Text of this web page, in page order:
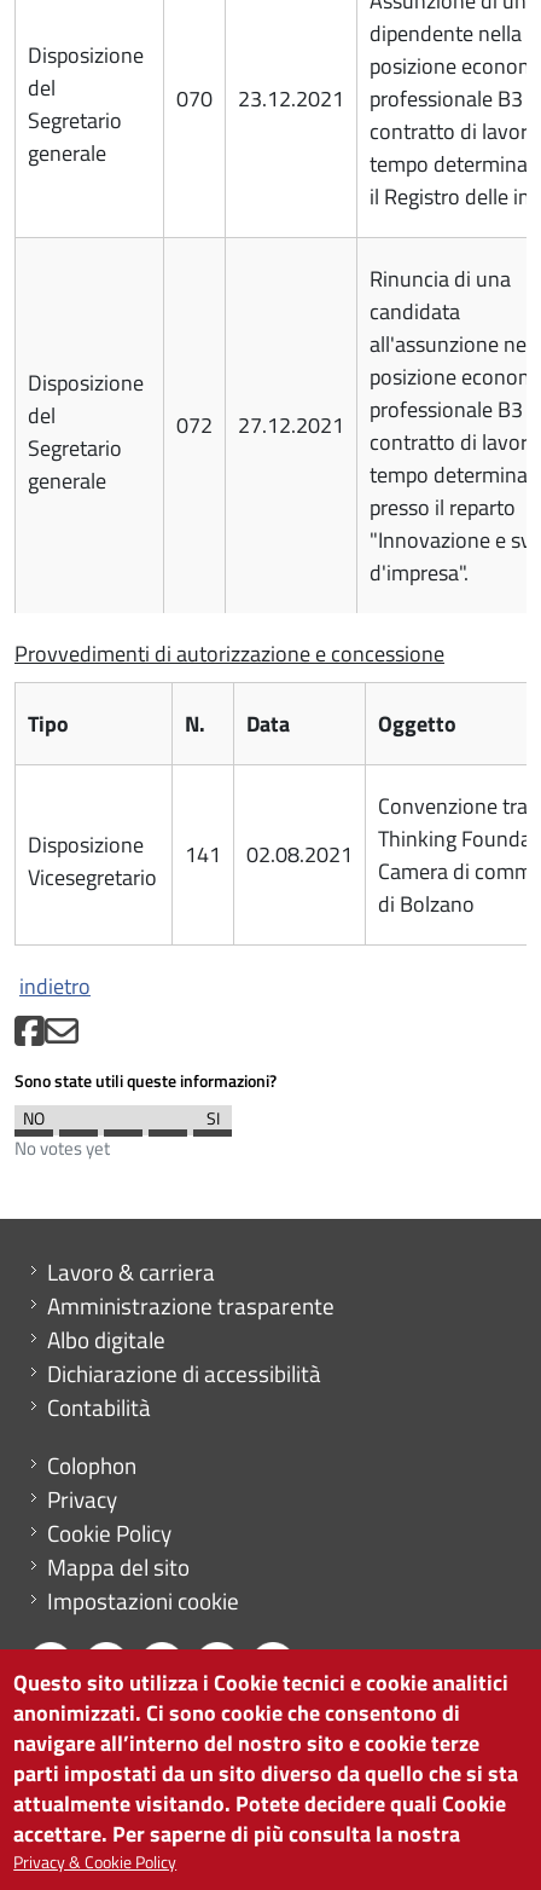
Disposizione
del
Segretario
generale
070 23.12.2021
dipendente nella
posizione
professionale B3
contratto di
tempo
il Registro delle
Disposizione
del
Segretario
generale
072 27.12.2021
Rinuncia di una
candidata
all'assunzione
posizione
professionale B3
contratto di
tempo
presso il reparto
"Innovazione e
d'impresa".
Provvedimenti di autorizzazione e concessione
Tipo N. Data Oggetto
Disposizione
Vicesegretario
141 02.08.2021
Convenzione tra
Thinking
Camera di
di Bolzano
indietro
Sono state utili queste informazioni?
No votes yet
Mini menu di servizio
Lavoro & carriera
Amministrazione trasparente
Albo digitale
Dichiarazione di accessibilità
Contabilità
Menu footer
Colophon
Privacy
Cookie Policy
Mappa del sito
Impostazioni cookie
CAMERA DI COMMERCIO DI BOLZANO
via Alto Adige 60 | I-39100 Bolzano
tel. 0471 945 511 |info@camcom.bz.it
Partita IVA: 00376420212
ISTITUTO PER LA PROMOZIONE DELLO
Questo sito utilizza i Cookie tecnici e cookie analitici
anonimizzati. Ci sono cookie che consentono di
navigare all’interno del nostro sito e cookie terze
parti impostati da un sito diverso da quello che si sta
attualmente visitando. Potete decidere quali Cookie
accettare. Per saperne di più consulta la nostra
Privacy & Cookie Policy